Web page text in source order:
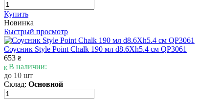
Купить
Новинка
Быстрый просмотр
Соусник Style Point Chalk 190 мл d8.6Xh5.4 см QP3061
653 ₴
В наличии:
до 10 шт
Склад: Основной